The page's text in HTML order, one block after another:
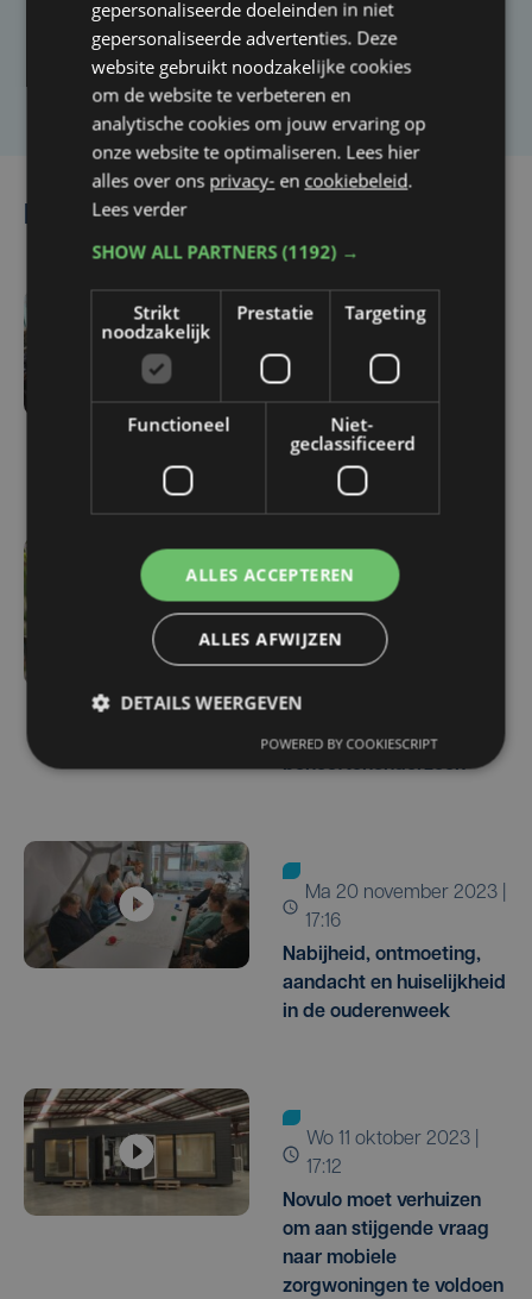
Laat het ons weten
Lees ook
WZC's protesteren tegen
besparingen: 'Wat is ’t
plan voor de
ouderenzorg?'
di 27 februari 2024 |
14:15
Koksijde stuurt senioren
ouderen te bevragen in
grootschalig
behoeftenonderzoek
ma 20 november 2023 |
17:16
Nabijheid, ontmoeting,
aandacht en huiselijkheid
in de ouderenweek
wo 11 oktober 2023 |
17:12
Novulo moet verhuizen
om aan stijgende vraag
naar mobiele
zorgwoningen te voldoen
gepersonaliseerde doeleinden in niet
gepersonaliseerde advertenties. Deze
website gebruikt noodzakelijke cookies
om de website te verbeteren en
analytische cookies om jouw ervaring op
onze website te optimaliseren. Lees hier
alles over ons privacy- en cookiebeleid.
Lees verder
SHOW ALL PARTNERS(1192) →
Strikt
noodzakelijk
Prestatie Targeting
Functioneel
Niet-
geclassificeerd
ALLES ACCEPTEREN
ALLES AFWIJZEN
DETAILS WEERGEVEN
POWERED BY COOKIESCRIPT